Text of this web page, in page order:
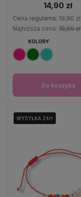
14,90 zł
Cena regularna: 19,90 zł
Najniższa cena: 19,90 zł
KOLORY:
Do koszyka
WYSYŁKA 24H
WYSYŁKA 24H